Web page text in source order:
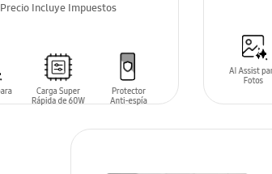
Precio Incluye Impuestos